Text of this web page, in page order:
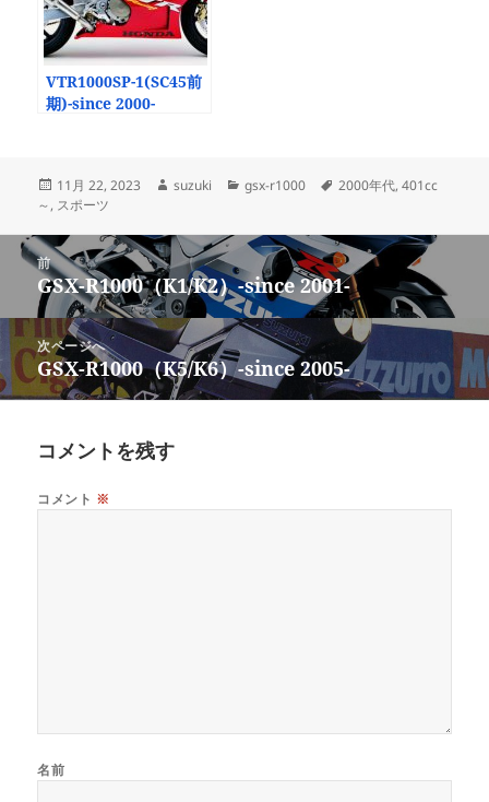
VTR1000SP-1(SC45前
期)-since 2000-
投
稿
11月 22, 2023
作
suzuki
カ
リ
gsx-r1000
タ
2000年代,401cc
～, スポーツ
ゲ
ー
シ
前
前
の
投
稿:
GSX-R1000（K1/K2）-since 2001-
次ページへ
次
の
稿:
GSX-R1000（K5/K6）-since 2005-
コメントを残す
コメント ※
名前